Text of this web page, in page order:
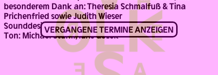
besonderem Dank an: Theresia Schmalfuß & Tina
Prichenfried sowie Judith Wieser
Sounddesign: Kostia Rapoport
Ton: Michael Sturm, Idris Gözek
VERGANGENE TERMINE ANZEIGEN